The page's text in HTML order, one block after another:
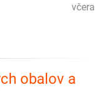
včera
obalov a